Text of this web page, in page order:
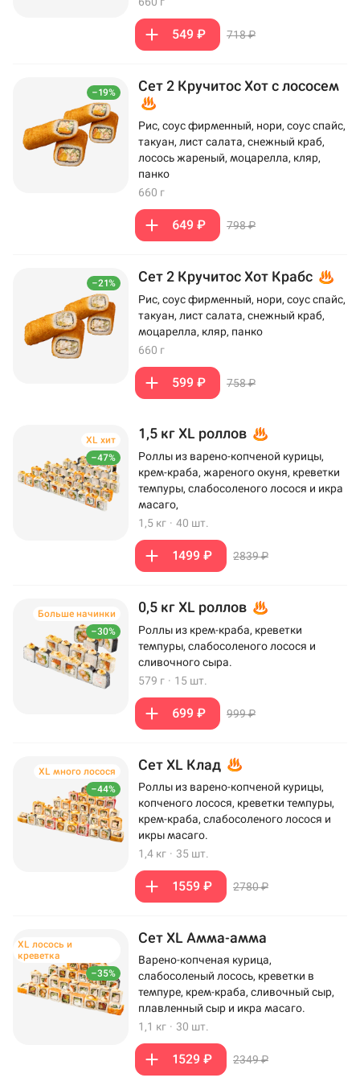
549 ₽ 718 ₽
–19% Сет 2 Кручитос Хот с лососем
Рис, соус фирменный, нори, соус спайс,
такуан, лист салата, снежный краб,
лосось жареный, моцарелла, кляр,
панко
660 г
649 ₽ 798 ₽
–21% Сет 2 Кручитос Хот Крабс
Рис, соус фирменный, нори, соус спайс,
такуан, лист салата, снежный краб,
моцарелла, кляр, панко
660 г
599 ₽ 758 ₽
–47%
XL хит 1,5 кг XL роллов
Роллы из варено-копченой курицы,
крем-краба, жареного окуня, креветки
темпуры, слабосоленого лосося и икра
масаго,
1,5 кг · 40 шт.
1499 ₽ 2839 ₽
–30%
Больше начинки 0,5 кг XL роллов
Роллы из крем-краба, креветки
темпуры, слабосоленого лосося и
сливочного сыра.
579 г · 15 шт.
699 ₽ 999 ₽
–44%
XL много лосося Сет XL Клад
Роллы из варено-копченой курицы,
копченого лосося, креветки темпуры,
крем-краба, слабосоленого лосося и
икры масаго.
1,4 кг · 35 шт.
1559 ₽ 2780 ₽
–35%
XL лосось и
креветка
Сет XL Амма-амма
Варено-копченая курица,
слабосоленый лосось, креветки в
темпуре, крем-краба, сливочный сыр,
плавленный сыр и икра масаго.
1,1 кг · 30 шт.
1529 ₽ 2349 ₽